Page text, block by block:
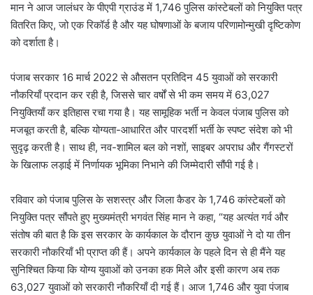
मान ने आज जालंधर के पीएपी ग्राउंड में 1,746 पुलिस कांस्टेबलों को नियुक्ति पत्र
वितरित किए, जो एक रिकॉर्ड है और यह घोषणाओं के बजाय परिणामोन्मुखी दृष्टिकोण
को दर्शाता है।
पंजाब सरकार 16 मार्च 2022 से औसतन प्रतिदिन 45 युवाओं को सरकारी
नौकरियाँ प्रदान कर रही है, जिससे चार वर्षों से भी कम समय में 63,027
नियुक्तियाँ कर इतिहास रचा गया है। यह सामूहिक भर्ती न केवल पंजाब पुलिस को
मजबूत करती है, बल्कि योग्यता-आधारित और पारदर्शी भर्ती के स्पष्ट संदेश को भी
सुदृढ़ करती है। साथ ही, नव-शामिल बल को नशों, साइबर अपराध और गैंगस्टरों
के खिलाफ लड़ाई में निर्णायक भूमिका निभाने की जिम्मेदारी सौंपी गई है।
रविवार को पंजाब पुलिस के सशस्त्र और जिला कैडर के 1,746 कांस्टेबलों को
नियुक्ति पत्र सौंपते हुए मुख्यमंत्री भगवंत सिंह मान ने कहा, “यह अत्यंत गर्व और
संतोष की बात है कि इस सरकार के कार्यकाल के दौरान कुछ युवाओं ने दो या तीन
सरकारी नौकरियाँ भी प्राप्त की हैं। अपने कार्यकाल के पहले दिन से ही मैंने यह
सुनिश्चित किया कि योग्य युवाओं को उनका हक मिले और इसी कारण अब तक
63,027 युवाओं को सरकारी नौकरियाँ दी गई हैं। आज 1,746 और युवा पंजाब